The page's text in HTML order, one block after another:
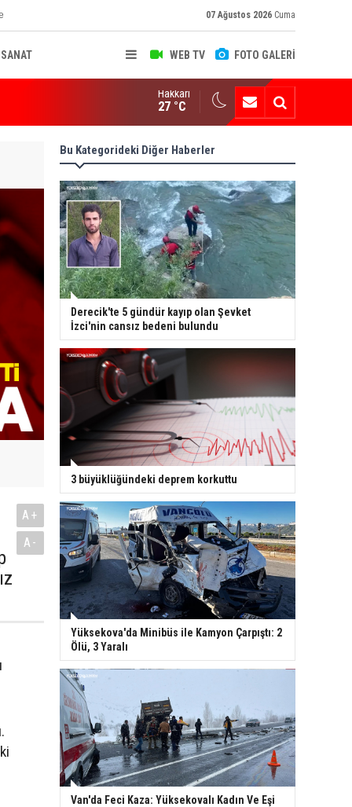
07 Ağustos 2026 Cuma
WEB TV FOTO GALERİ
Sanayi Geleceği Masaya Yatırıldı
Hakkari
27 °C
A+
A-
Bu Kategorideki Diğer Haberler
Derecik'te 5 gündür kayıp olan Şevket
İzci'nin cansız bedeni bulundu
3 büyüklüğündeki deprem korkuttu
Yüksekova'da Minibüs ile Kamyon Çarpıştı: 2
Ölü, 3 Yaralı
Van'da Feci Kaza: Yüksekovalı Kadın Ve Eşi